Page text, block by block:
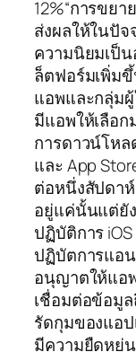
12%“การขย
ส่งผลให้ในปัจ
ความนิยมเป็
ล็ตฟอร์มเพิ่ม
แอพและกลุ่ม
มีแอพให้เลือก
การดาวน์โห
และ App
ต่อหนึ่งสัปดาห์
อยู่แค่นั้นแต่ยั
ปฏิบัติการ
ปฏิบัตการแอ
อนุญาตให้แอ
เชื่อมต่อข้อมู
รัดกุมของแอ
มีความยืดหยุ่